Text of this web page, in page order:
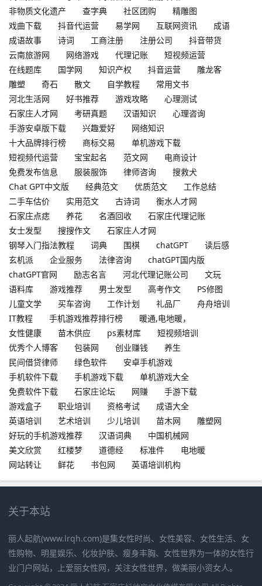
非物质文化遗产
查字典 社区团购
精雕图
戏曲下载
抖音代运营 易学网 互联网资讯
成语
成语故事
诗词 工商注册 注册公司
抖音带货
云南旅游网
网络游戏 代理记账
短视频运营
在线题库
国学网 知识产权 抖音运营
雕龙客
雕塑
奇石 散文 自学教程
常用文书
河北生活网
好书推荐 游戏攻略
心理测试
石家庄人才网
考研真题 汉语知识
心理咨询
手游安卓版下载
兴趣爱好
网络知识
十大品牌排行榜
商标交易
单机游戏下载
短视频代运营
宝宝起名 范文网
电商设计
免费发布信息
服装服饰 律师咨询
搜救犬
Chat GPT中文版
经典范文 优质范文
工作总结
二手车估价
实用范文 古诗词
衡水人才网
石家庄点痣
养花 名酒回收
石家庄代理记账
女士发型
搜搜作文
石家庄人才网
钢琴入门指法教程
词典 围棋 chatGPT
读后感
玄机派
企业服务 法律咨询
chatGPT国内版
chatGPT官网
励志名言 河北代理记账公司
文玩
语料库
游戏推荐 男士发型 高考作文
PS修图
儿童文学
买车咨询 工作计划 礼品厂
舟舟培训
IT教程
手机游戏推荐排行榜
暖通,电地暖，
女性健康
苗木供应 ps素材库
短视频培训
优秀个人博客
包装网 创业赚钱
养生
民间借贷律师
绿色软件
安卓手机游戏
手机软件下载
手机游戏下载
单机游戏大全
免费软件下载
石家庄论坛 网赚
手游下载
游戏盒子
职业培训 资格考试
成语大全
英语培训
艺术培训 少儿培训 苗木网
雕塑网
好玩的手机游戏推荐
汉语词典
中国机械网
美文欣赏
红楼梦 道德经 标准件
电地暖
网站转让
鲜花 书包网 英语培训机构
关于本站
丽人起航(www.lrqh.com)是集女性时尚、女性美容、女性生活、女
性购物、明星娱乐、化妆护肤、瘦身丰胸、女性世界为一体的女性行
业门户网站，上爱丽女性网，关注女性世界，做美丽小资女人。